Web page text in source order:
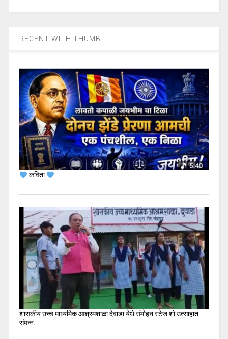
RECENT WITH THUMB
कविता
शासकीय उच्च माध्यमिक आश्रमशाळा देवाडा येथे संमोहन स्टेज शो उत्साहात
संपन्न.